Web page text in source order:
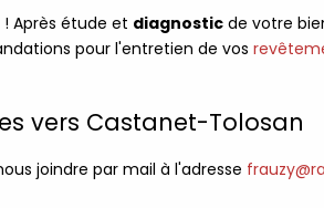
! Après étude et diagnostic de votre
pour l'entretien de vos
vers Castanet-Tolosan
joindre par mail à l'adresse